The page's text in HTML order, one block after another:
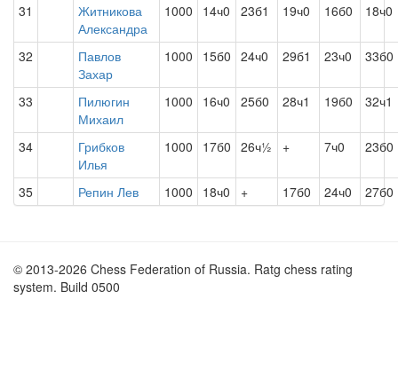
31
Житникова
Александра
1000 14ч0 23б1 19ч0 16б0 18ч0
32
Павлов
Захар
1000 15б0 24ч0 29б1 23ч0 33б0
33
Пилюгин
Михаил
1000 16ч0 25б0 28ч1 19б0 32ч1
34
Грибков
Илья
1000 17б0 26ч½ + 7ч0 23б0
35 Репин Лев 1000 18ч0 + 17б0 24ч0 27б0
© 2013-2026 Chess Federation of Russia. Ratg chess rating
system. Build 0500